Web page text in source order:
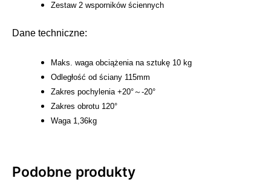
Zestaw 2 wsporników ściennych
Dane techniczne:
Maks. waga obciążenia na sztukę 10 kg
Odległość od ściany 115mm
Zakres pochylenia +20°～-20°
Zakres obrotu 120°
Waga 1,36kg
Podobne produkty